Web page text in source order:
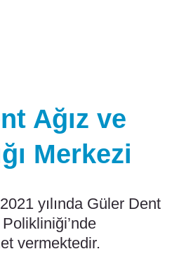
Ağız ve
Merkezi
yılında Güler Dent
Polikliniği’nde
vermektedir.